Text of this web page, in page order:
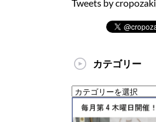
Tweets by cropozaki_
カテゴリー